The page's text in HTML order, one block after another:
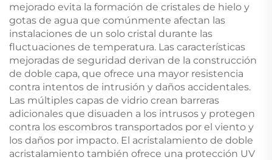
mejorado evita la formación de cristales de hielo y
gotas de agua que comúnmente afectan las
instalaciones de un solo cristal durante las
fluctuaciones de temperatura. Las características
mejoradas de seguridad derivan de la construcción
de doble capa, que ofrece una mayor resistencia
contra intentos de intrusión y daños accidentales.
Las múltiples capas de vidrio crean barreras
adicionales que disuaden a los intrusos y protegen
contra los escombros transportados por el viento y
los daños por impacto. El acristalamiento de doble
acristalamiento también ofrece una protección UV